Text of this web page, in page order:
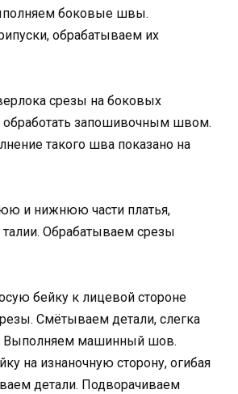
боковые швы.
обрабатываем их
срезы на боковых
обработать запошивочным швом.
такого шва показано на
и нижнюю части платья,
Обрабатываем срезы
бейку к лицевой стороне
Смётываем детали, слегка
Выполняем машинный шов.
на изнаночную сторону, огибая
детали. Подворачиваем